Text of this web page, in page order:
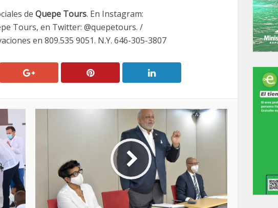
de Quepe Tours. En Instagram:
Tours, en Twitter: @quepetours. /
en 809.535 9051. N.Y. 646-305-3807